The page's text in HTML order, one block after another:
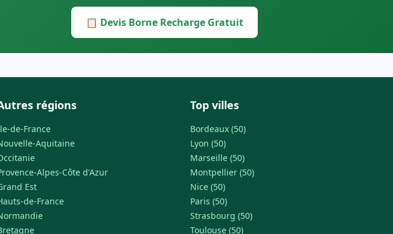
📋 Devis Borne Recharge Gratuit
régions
de-France
Aquitaine
Alpes-Côte d'Azur
Est
de-France
Top villes
Bordeaux (50)
Lyon (50)
Marseille (50)
Montpellier (50)
Nice (50)
Paris (50)
Strasbourg (50)
Toulouse (50)